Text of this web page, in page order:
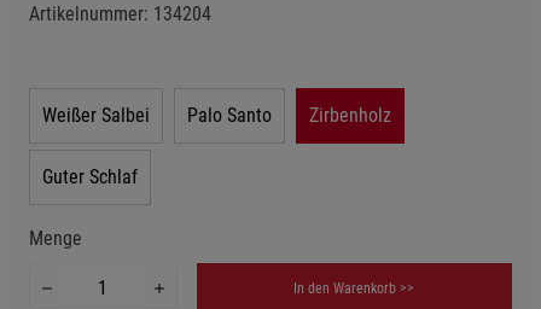
Artikelnummer: 134204
Weißer Salbei Palo Santo Zirbenholz
Guter Schlaf
Menge
In den Warenkorb >>